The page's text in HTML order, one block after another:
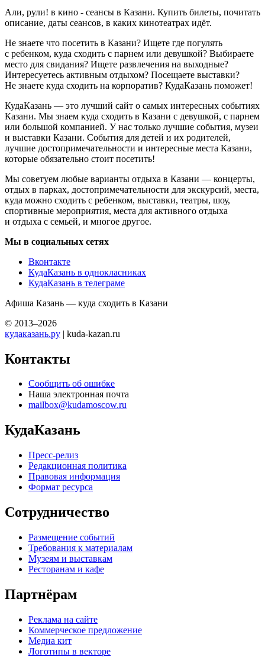
Али, рули! в кино - сеансы в Казани. Купить билеты, почитать
описание, даты сеансов, в каких кинотеатрах идёт.
Не знаете что посетить в Казани? Ищете где погулять
с ребенком, куда сходить с парнем или девушкой? Выбираете
место для свидания? Ищете развлечения на выходные?
Интересуетесь активным отдыхом? Посещаете выставки?
Не знаете куда сходить на корпоратив? КудаКазань поможет!
КудаКазань — это лучший сайт о самых интересных событиях
Казани. Мы знаем куда сходить в Казани с девушкой, с парнем
или большой компанией. У нас только лучшие события, музеи
и выставки Казани. События для детей и их родителей,
лучшие достопримечательности и интересные места Казани,
которые обязательно стоит посетить!
Мы советуем любые варианты отдыха в Казани — концерты,
отдых в парках, достопримечательности для экскурсий, места,
куда можно сходить с ребенком, выставки, театры, шоу,
спортивные мероприятия, места для активного отдыха
и отдыха с семьей, и многое другое.
Мы в социальных сетях
Вконтакте
КудаКазань в однокласниках
КудаКазань в телеграме
Афиша Казань — куда сходить в Казани
© 2013–2026
кудаказань.ру | kuda-kazan.ru
Контакты
Сообщить об ошибке
Наша электронная почта
mailbox@kudamoscow.ru
КудаКазань
Пресс-релиз
Редакционная политика
Правовая информация
Формат ресурса
Сотрудничество
Размещение событий
Требования к материалам
Музеям и выставкам
Ресторанам и кафе
Партнёрам
Реклама на сайте
Коммерческое предложение
Медиа кит
Логотипы в векторе